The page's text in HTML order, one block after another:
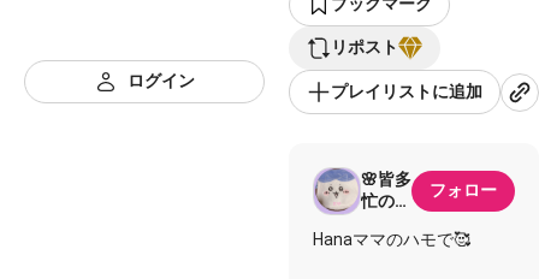
ログイン
リポスト
プレイリストに追加
🌸皆多
忙の為
つ
フォロー
Hanaママのハモで🥰